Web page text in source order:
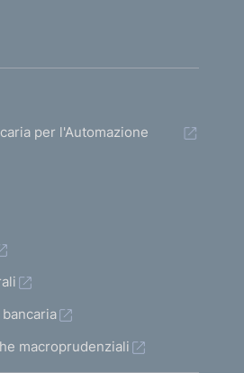
per l'Automazione
macroprudenziali